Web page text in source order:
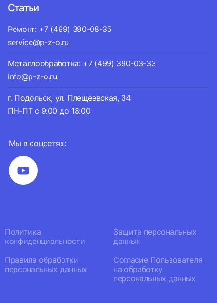
Мы в соцсетях:
Статьи
Ремонт: +7 (499) 390-08-35
service@p-z-o.ru
Металлообработка: +7 (499) 390-03-33
info@p-z-o.ru
г. Подольск, ул. Плещеевская, 34
ПН-ПТ с 9:00 до 18:00
Политика
конфиденциальности
Защита персональных
данных
Правила обработки
персональных данных
Согласие Пользователя
на обработку
персональных данных